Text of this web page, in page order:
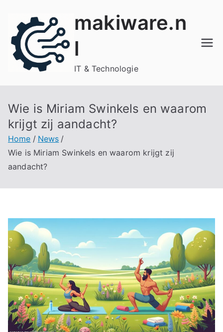
inhoud
makiware.n
l
IT & Technologie
Wie is Miriam Swinkels en waarom
krijgt zij aandacht?
Home
News
Wie is Miriam Swinkels en waarom krijgt zij
aandacht?